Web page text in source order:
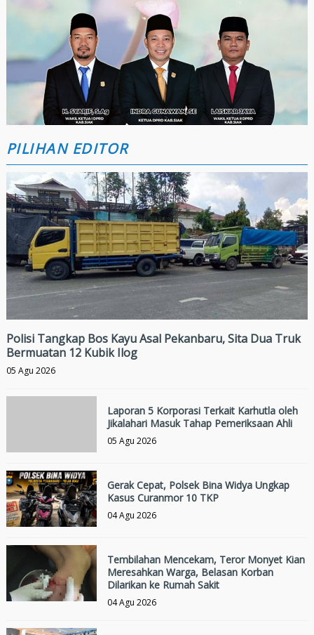
PILIHAN EDITOR
Polisi Tangkap Bos Kayu Asal Pekanbaru, Sita Dua Truk
Bermuatan 12 Kubik Ilog
05 Agu 2026
Laporan 5 Korporasi Terkait Karhutla oleh
Jikalahari Masuk Tahap Pemeriksaan Ahli
05 Agu 2026
Gerak Cepat, Polsek Bina Widya Ungkap
Kasus Curanmor 10 TKP
04 Agu 2026
Tembilahan Mencekam, Teror Monyet Kian
Meresahkan Warga, Belasan Korban
Dilarikan ke Rumah Sakit
04 Agu 2026